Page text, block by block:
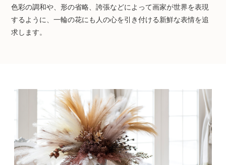
色彩の調和や、形の省略、誇張などによって画家が世界を表現
するように、一輪の花にも人の心を引き付ける新鮮な表情を追
求します。